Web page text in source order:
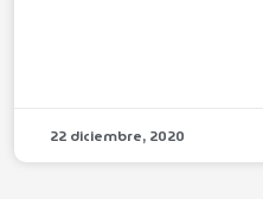
22 diciembre, 2020